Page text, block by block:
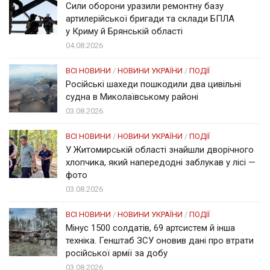
Сили оборони уразили ремонтну базу
артилерійської бригади та склади БПЛА
у Криму й Брянській області
04.08.2026
ВСІ НОВИНИ / НОВИНИ УКРАЇНИ / ПОДІЇ
Російські шахеди пошкодили два цивільні
судна в Миколаївському районі
03.08.2026
ВСІ НОВИНИ / НОВИНИ УКРАЇНИ / ПОДІЇ
У Житомирській області знайшли дворічного
хлопчика, який напередодні заблукав у лісі —
фото
03.08.2026
ВСІ НОВИНИ / НОВИНИ УКРАЇНИ / ПОДІЇ
Мінус 1500 солдатів, 69 артсистем й інша
техніка. Генштаб ЗСУ оновив дані про втрати
російської армії за добу
03.08.2026